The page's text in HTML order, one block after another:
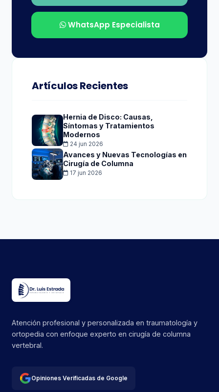
WhatsApp Especialista
Artículos Recientes
Hernia de Disco: Causas,
Síntomas y Tratamientos
Modernos
24 jun 2026
Avances y Nuevas Tecnologías en
Cirugía de Columna
17 jun 2026
Atención profesional y personalizada en traumatología y
ortopedia con enfoque experto en cirugía de columna
vertebral.
Opiniones Verificadas de Google